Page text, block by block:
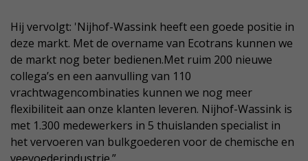
Hij vervolgt: 'Nijhof-Wassink heeft een goede positie in
deze markt. Met de overname van Ecotrans kunnen we
de markt nog beter bedienen.Met ruim 200 nieuwe
collega’s en een aanvulling van 110
vrachtwagencombinaties kunnen we nog meer
flexibiliteit aan onze klanten leveren. Nijhof-Wassink is
met 1.300 medewerkers in 5 thuislanden specialist in
het vervoeren van bulkgoederen voor de chemische en